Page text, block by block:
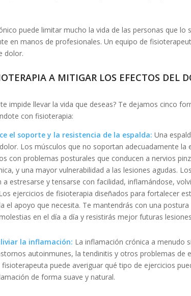
puede limitar mucho la vida de las personas que lo
en manos de profesionales. Un equipo de
dolor.
A MITIGAR LOS EFECTOS DEL
impide llevar la vida que deseas? Te dejamos cinco
con fisioterapia:
el soporte y la resistencia de la espalda:Una
Los músculos que no soportan adecuadamente la
con problemas posturales que conducen a nervios
y una mayor vulnerabilidad a las lesiones agudas.
a estresarse y tensarse con facilidad, inflamándose,
ejercicios de fisioterapia diseñados para fortalecer
el apoyo que necesita. Te mantendrás con una
en el día a día y resistirás mejor futuras
la inflamación: La inflamación crónica a menudo
autoinmunes, la tendinitis y otros problemas de
puede averiguar qué tipo de ejercicios
de forma suave y natural.